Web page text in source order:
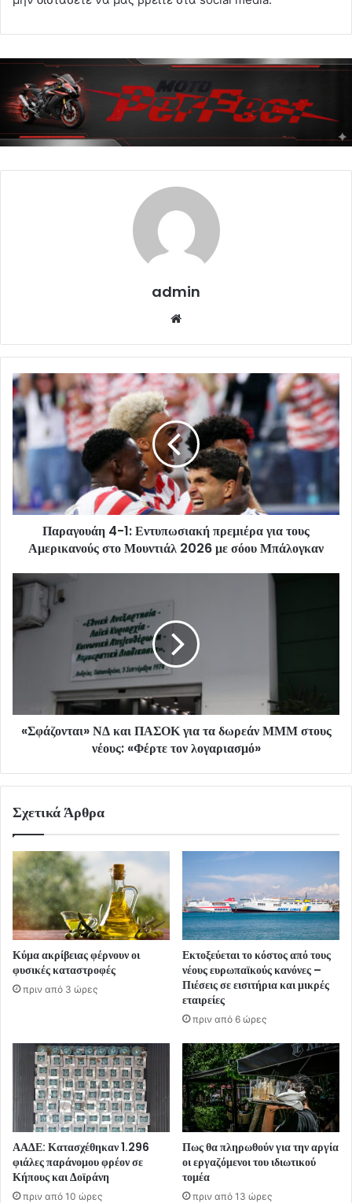
admin
Παραγουάη 4-1: Εντυπωσιακή πρεμιέρα για τους
Αμερικανούς στο Μουντιάλ 2026 με σόου Μπάλογκαν
«Σφάζονται» ΝΔ και ΠΑΣΟΚ για τα δωρεάν ΜΜΜ στους
νέους: «Φέρτε τον λογαριασμό»
Σχετικά Άρθρα
Κύμα ακρίβειας φέρνουν οι
φυσικές καταστροφές
πριν από 3 ώρες
Εκτοξεύεται το κόστος από τους
νέους ευρωπαϊκούς κανόνες –
Πιέσεις σε εισιτήρια και μικρές
εταιρείες
πριν από 6 ώρες
ΑΑΔΕ: Κατασχέθηκαν 1.296
φιάλες παράνομου φρέον σε
Κήπους και Δοϊράνη
πριν από 10 ώρες
Πως θα πληρωθούν για την αργία
οι εργαζόμενοι του ιδιωτικού
τομέα
πριν από 13 ώρες